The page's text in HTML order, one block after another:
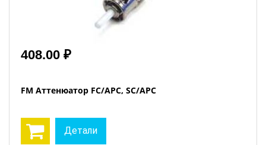
408.00 ₽
FM Аттенюатор FC/APC, SC/APC
Детали